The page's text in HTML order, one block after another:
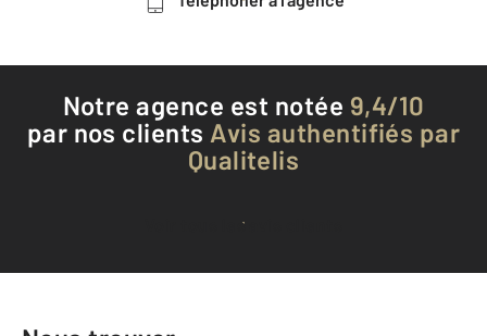
Notre agence est notée 9,4/10
par nos clients Avis authentifiés par
Qualitelis
Voir tous les avis clients